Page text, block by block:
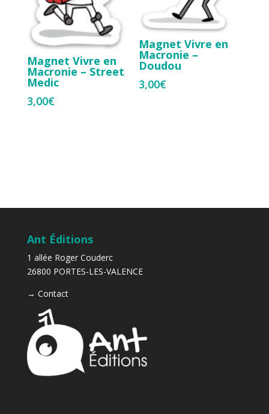
Magnet Vivre en
Macronie – Street
Medic
3,00€
Magnet Vivre en
Macronie –
Doudou
3,00€
Ant Éditions
1 allée Roger Couderc
26800 PORTES-LES-VALENCE
→ Contact